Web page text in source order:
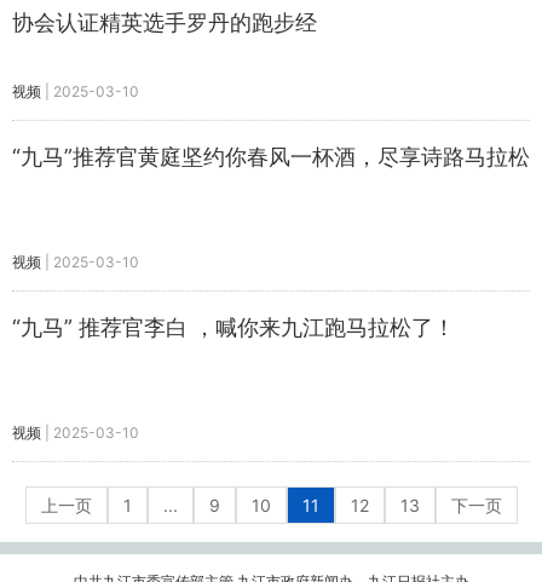
协会认证精英选手罗丹的跑步经
视频 2025-03-10
“九马”推荐官黄庭坚约你春风一杯酒，尽享诗路马拉松
视频 2025-03-10
“九马” 推荐官李白 ，喊你来九江跑马拉松了！
视频 2025-03-10
上一页 1 ... 9 10 11 12 13 下一页